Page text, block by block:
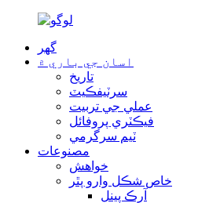
گھر
اسان جي باري ۾
تاريخ
سرٽيفڪيٽ
عملي جي تربيت
فيڪٽري پروفائل
ٽيم سرگرمي
مصنوعات
خواهش
خاص شڪل وارو پٿر
آرڪ پينل